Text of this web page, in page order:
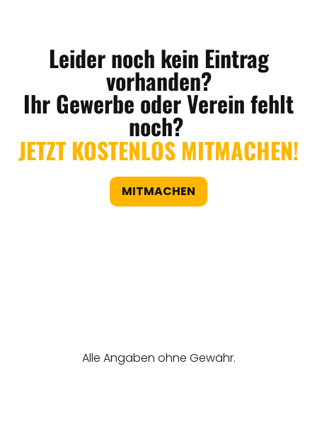
Leider noch kein Eintrag
vorhanden?
Ihr Gewerbe oder Verein fehlt
noch?
JETZT KOSTENLOS MITMACHEN!
MITMACHEN